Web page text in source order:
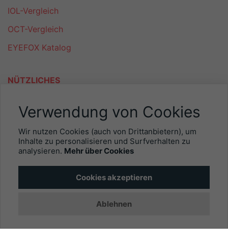
IOL-Vergleich
OCT-Vergleich
EYEFOX Katalog
NÜTZLICHES
Newsletter
Personalgewinnung mit EYEFOX
Kontakt
Verwendung von Cookies
Wir nutzen Cookies (auch von Drittanbietern), um
Inhalte zu personalisieren und Surfverhalten zu
analysieren. Mehr über Cookies
Cookies akzeptieren
Ablehnen